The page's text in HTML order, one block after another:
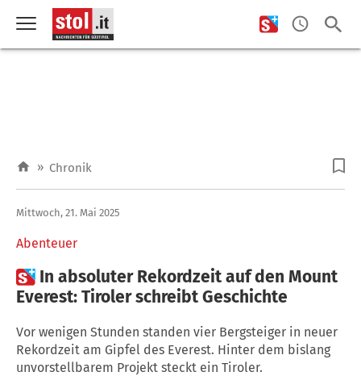
» Chronik
Abenteuer
Mittwoch, 21. Mai 2025
 In absoluter Rekordzeit auf den Mount
Everest: Tiroler schreibt Geschichte
Vor wenigen Stunden standen vier Bergsteiger in neuer
Rekordzeit am Gipfel des Everest. Hinter dem bislang
unvorstellbarem Projekt steckt ein Tiroler.